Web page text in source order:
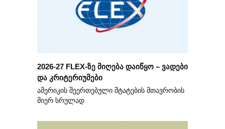
2026-27 FLEX-ზე მიღება დაიწყო – ვადები
და კრიტერიუმები
ამერიკის შეერთებული შტატების მთავრობის
მიერ სრულად